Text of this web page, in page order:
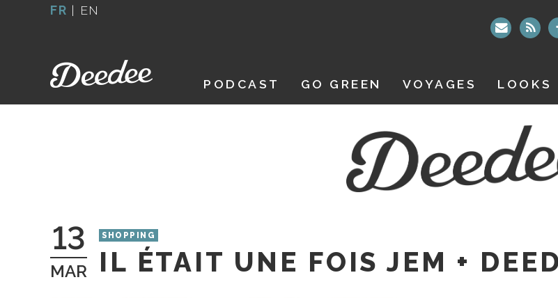
FR | EN
PODCAST GO GREEN VOYAGES LOOKS
13
MAR
SHOPPING
IL ÉTAIT UNE FOIS JEM +